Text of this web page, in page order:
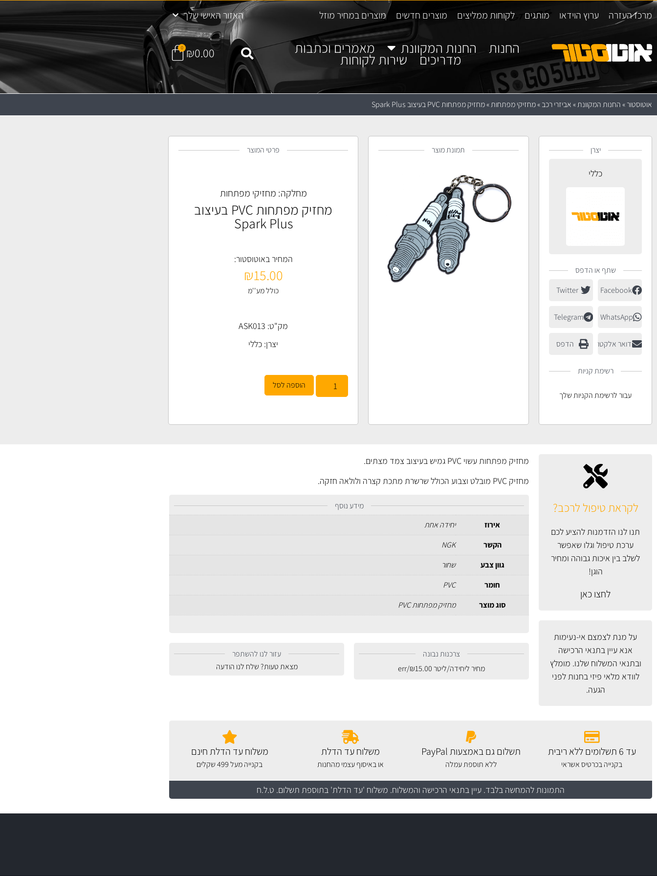
מרכז העזרה ערוץ הוידאו מותגים לקוחות ממליצים מוצרים חדשים מוצרים במחיר מוזל האזור האישי שלך
החנות החנות המקוונת מאמרים וכתבות
מדריכים שירות לקוחות ₪0.00
0
אוטוסטור»החנות המקוונת»אביזרי רכב»מחזיקי מפתחות»מחזיק מפתחות PVC בעיצוב Spark Plus
יצרן
כללי
שתף או הדפס
Facebook
Twitter
WhatsApp
Telegram
דואר אלקטרוני הדפס
רשימת קניות
עבור לרשימת הקניות שלך
תמונת מוצר פרטי המוצר
מחלקה: מחזיקי מפתחות
מחזיק מפתחות PVC בעיצוב
Spark Plus
המחיר באוטוסטור:
₪15.00
כולל מע''מ
מק"ט: ASK013
יצרן: כללי
הוספה לסל
לקראת טיפול לרכב?
תנו לנו הזדמנות להציע לכם
ערכת טיפול וגלו שאפשר
לשלב בין איכות גבוהה ומחיר
הוגן!
לחצו כאן
על מנת לצמצם אי-נעימות
אנא עיין בתנאי הרכישה
ובתנאי המשלוח שלנו. מומלץ
לוודא מלאי פיזי בחנות לפני
הגעה.
מחזיק מפתחות עשוי PVC גמיש בעיצוב צמד מצתים.
מחזיק PVC מובלט וצבוע הכולל שרשרת מתכת קצרה ולולאה חזקה.
מידע נוסף
אירוז
יחידה אחת
הקשר
NGK
גוון צבע
שחור
חומר
PVC
סוג מוצר
מחזיק מפתחות PVC
צרכנות נבונה
מחיר ליחידה/ליטר
₪15.00
/err
עזור לנו להשתפר
מצאת טעות? שלח לנו הודעה
עד 6 תשלומים ללא ריבית
בקנייה בכרטיס אשראי
תשלום גם באמצעות PayPal
ללא תוספת עמלה
משלוח עד הדלת
או באיסוף עצמי מהחנות
משלוח עד הדלת חינם
בקנייה מעל 499 שקלים
התמונות להמחשה בלבד. עיין בתנאי הרכישה והמשלוח. משלוח 'עד הדלת' בתוספת תשלום. ט.ל.ח